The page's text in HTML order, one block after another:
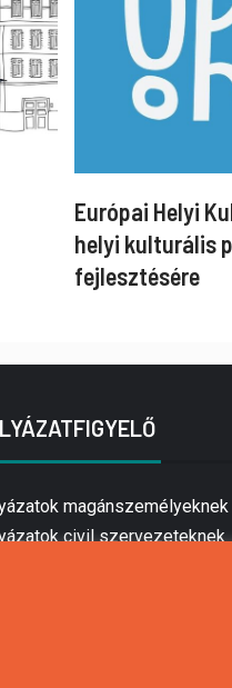
Európai Helyi
helyi kulturális
fejlesztésére
magánszemélyeknek
civil szervezeteknek